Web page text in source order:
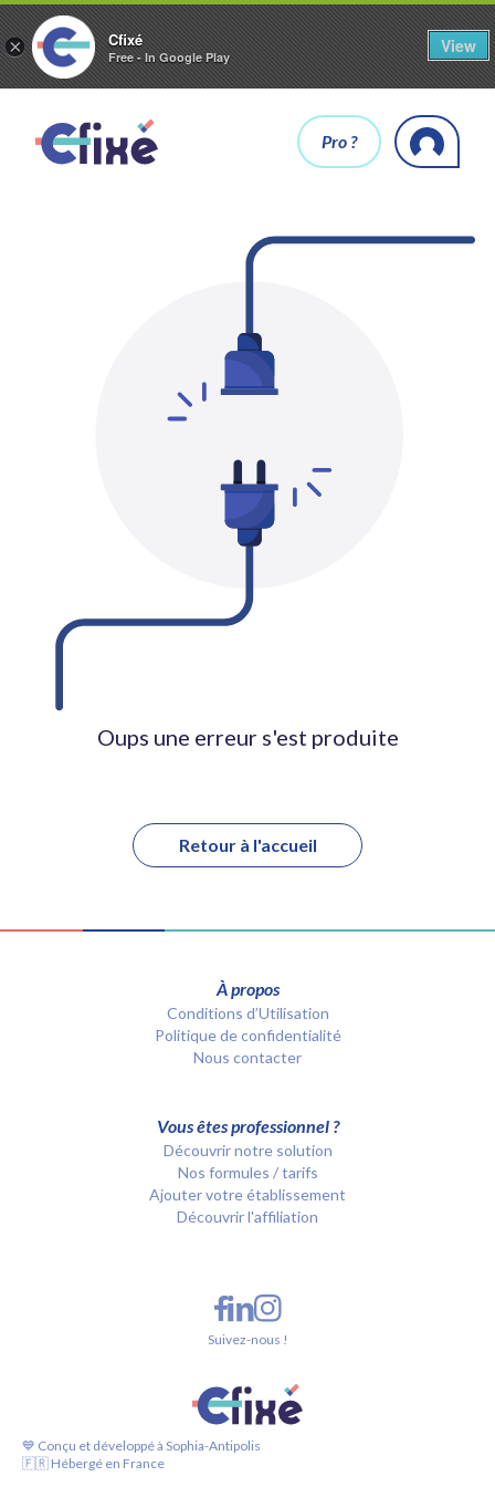
× Cfixé
Free - In Google Play
View
Pro ?
Oups une erreur s'est produite
Retour à l'accueil
À propos
Conditions d’Utilisation
Politique de confidentialité
Nous contacter
Vous êtes professionnel ?
Découvrir notre solution
Nos formules / tarifs
Ajouter votre établissement
Découvrir l'affiliation
💙 Conçu et développé à Sophia-Antipolis
🇫🇷 Hébergé en France
Suivez-nous !